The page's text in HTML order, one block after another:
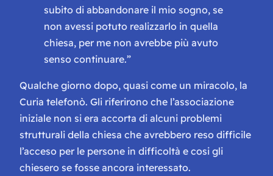
subito di abbandonare il mio sogno, se
non avessi potuto realizzarlo in quella
chiesa, per me non avrebbe più avuto
senso continuare.”
Qualche giorno dopo, quasi come un miracolo, la
Curia telefonò. Gli riferirono che l’associazione
iniziale non si era accorta di alcuni problemi
strutturali della chiesa che avrebbero reso difficile
l’acceso per le persone in difficoltà e cosi gli
chiesero se fosse ancora interessato.